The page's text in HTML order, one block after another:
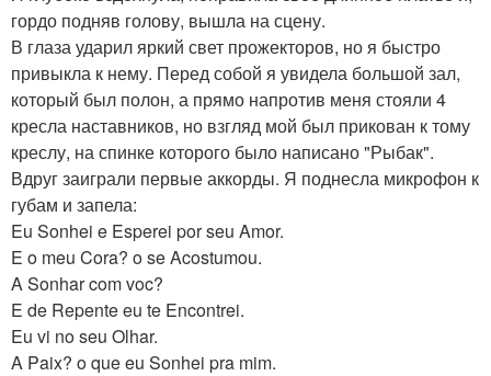
гордо подняв голову, вышла на сцену.
В глаза ударил яркий свет прожекторов, но я быстро
привыкла к нему. Перед собой я увидела большой зал,
который был полон, а прямо напротив меня стояли 4
кресла наставников, но взгляд мой был прикован к тому
креслу, на спинке которого было написано "Рыбак".
Вдруг заиграли первые аккорды. Я поднесла микрофон к
губам и запела:
Eu Sonhei e Esperei por seu Amor.
E o meu Cora? o se Acostumou.
A Sonhar com voc?
E de Repente eu te Encontrei.
Eu vi no seu Olhar.
A Paix? o que eu Sonhei pra mim.